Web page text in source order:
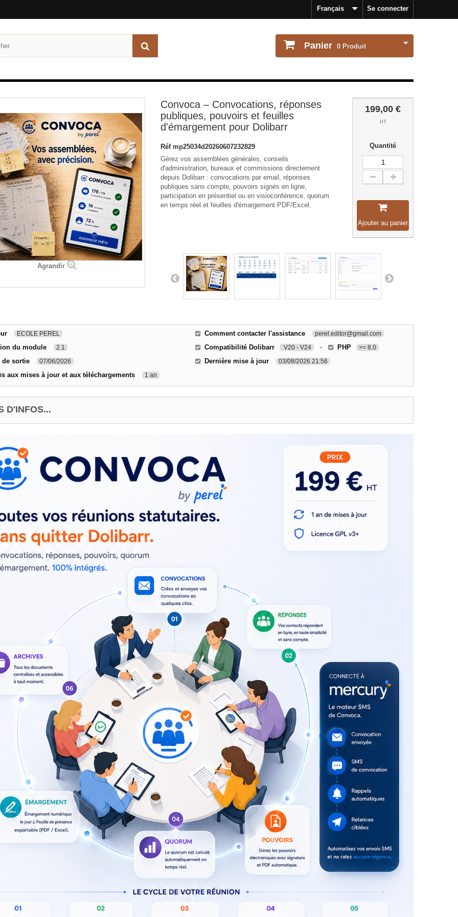
Se connecter
Français
Panier 0 Produit
Agrandir
Convoca – Convocations, réponses
publiques, pouvoirs et feuilles
d'émargement pour Dolibarr
Réf mp25034d20260607232829
Gérez vos assemblées générales, conseils
d'administration, bureaux et commissions directement
depuis Dolibarr : convocations par email, réponses
publiques sans compte, pouvoirs signés en ligne,
participation en présentiel ou en visioconférence, quorum
en temps réel et feuilles d'émargement PDF/Excel.
199,00 €
HT
Quantité
Ajouter au panier
ECOLE PEREL
du module 2.1
de sortie 07/06/2026
aux mises à jour et aux téléchargements 1 an
Comment contacter l'assistance perel.editor@gmail.com
Compatibilité Dolibarr V20 - V24 - PHP >= 8.0
Dernière mise à jour 03/08/2026 21:56
D'INFOS...